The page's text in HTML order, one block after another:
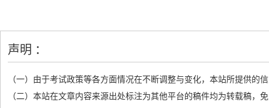
声明 ：
（一）由于考试政策等各方面情况在不断调整与变化，本站所提供的
（二）本站在文章内容来源出处标注为其他平台的稿件均为转载稿